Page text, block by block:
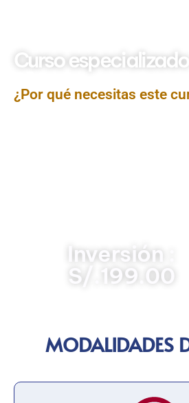
Curso especializado
¿Por qué necesitas este
Inversión :
S/.199.00
MODALIDADES